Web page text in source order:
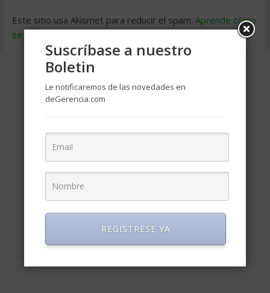
Este sitio usa Akismet para reducir el spam. Aprende cómo
se procesan los datos de tus comentarios
Suscríbase a nuestro
Boletin
Le notificaremos de las novedades en
deGerencia.com
REGISTRESE YA